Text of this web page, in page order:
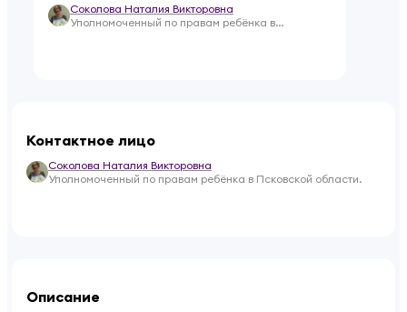
Соколова Наталия Викторовна
Уполномоченный по правам ребёнка в
Контактное лицо
Соколова Наталия Викторовна
Уполномоченный по правам ребёнка в Псковской области.
Описание